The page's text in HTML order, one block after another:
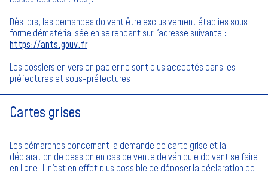
Dès lors, les demandes doivent être exclusivement établies sous
forme dématérialisée en se rendant sur l'adresse suivante :
https://ants.gouv.fr
Les dossiers en version papier ne sont plus acceptés dans les
préfectures et sous-préfectures
Cartes grises
Les démarches concernant la demande de carte grise et la
déclaration de cession en cas de vente de véhicule doivent se faire